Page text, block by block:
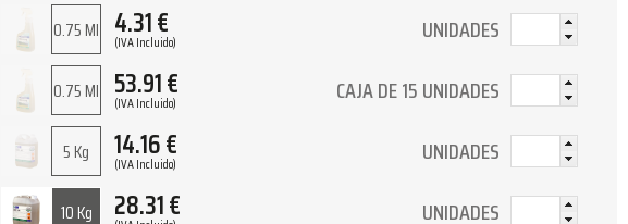
0.75 Ml 4.31€
(IVA Incluido) UNIDADES
0.75 Ml 53.91€
(IVA Incluido) CAJA DE 15 UNIDADES
5 Kg 14.16€
(IVA Incluido) UNIDADES
10 Kg 28.31€ UNIDADES